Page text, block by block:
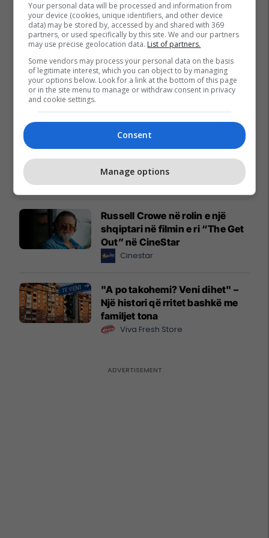
Promo Reklamo këtu
Zgjidhni PrishtinaTicket për
Prishtina Ticket
më tepër!
Russell Crowe në rolin e një
shqiptari në filmin e ri “The Get
Out” në CineStar
Cinestar
"A po takohemi? Veni dihet" –
Një histori që rritet bashkë me
familjet tona
Viva Fresh Store
Your personal data will be processed and information from
your device (cookies, unique identifiers, and other device
data) may be stored by, accessed by and shared with 369
partners, or used specifically by this site. We and our partners
may use precise geolocation data. List of partners.
Some vendors may process your personal data on the basis
of legitimate interest, which you can object to by managing
your options below. Look for a link at the bottom of this page
or in the site menu to manage or withdraw consent in privacy
and cookie settings.
Consent
Manage options